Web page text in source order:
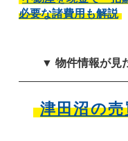
必要な諸費用も解説
▼ 物件情報が見
津田沼の